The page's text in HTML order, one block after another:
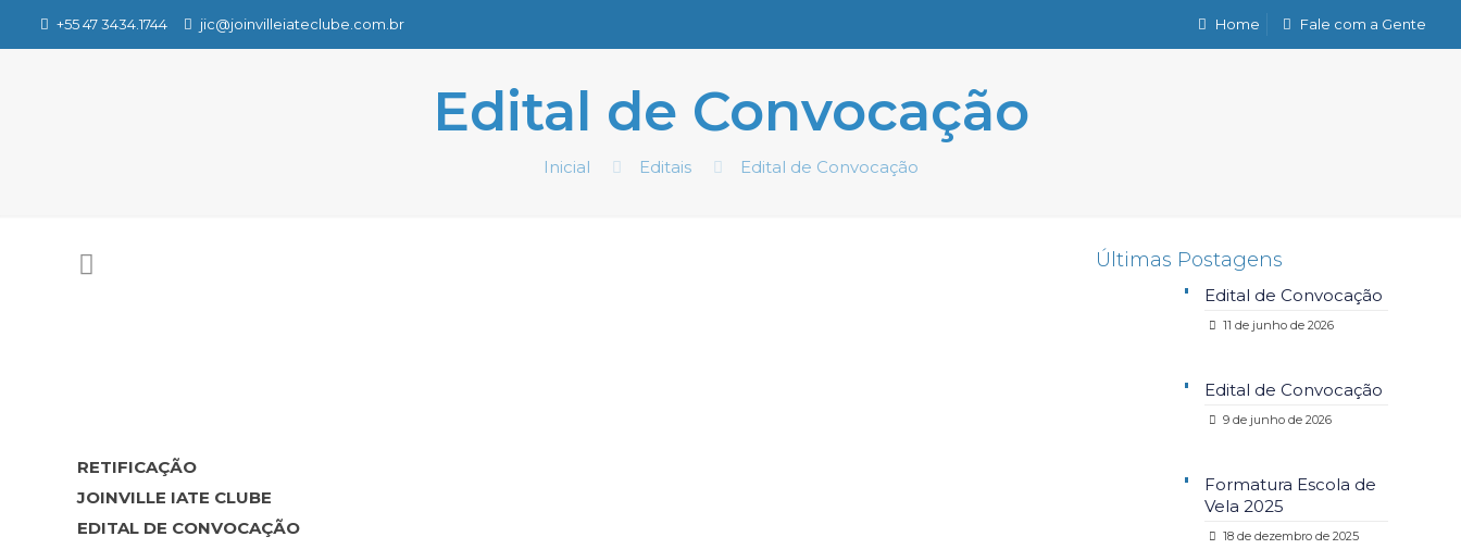
+55 47 3434.1744 jic@joinvilleiateclube.com.br Home Fale com a Gente
Edital de Convocação
Inicial Editais Edital de Convocação
RETIFICAÇÃO
JOINVILLE IATE CLUBE
EDITAL DE CONVOCAÇÃO
Últimas Postagens
Edital de Convocação
11 de junho de 2026
Edital de Convocação
9 de junho de 2026
Formatura Escola de
Vela 2025
18 de dezembro de 2025